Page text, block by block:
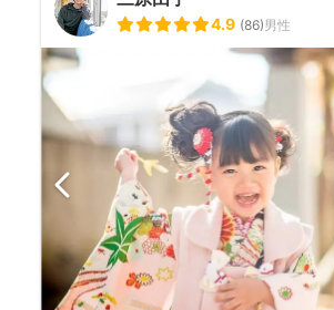
4.9 (86)男性